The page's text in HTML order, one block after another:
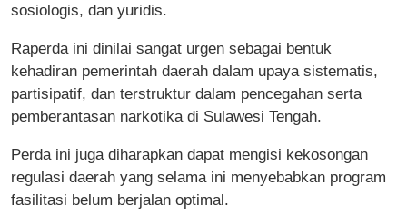
sosiologis, dan yuridis.
Raperda ini dinilai sangat urgen sebagai bentuk
kehadiran pemerintah daerah dalam upaya sistematis,
partisipatif, dan terstruktur dalam pencegahan serta
pemberantasan narkotika di Sulawesi Tengah.
Perda ini juga diharapkan dapat mengisi kekosongan
regulasi daerah yang selama ini menyebabkan program
fasilitasi belum berjalan optimal.